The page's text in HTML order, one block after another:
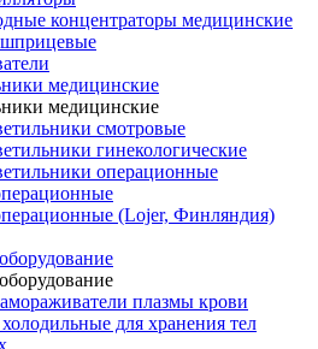
концентраторы медицинские
медицинские
медицинские
смотровые
гинекологические
операционные
(Lojer, Финляндия)
плазмы крови
для хранения тел